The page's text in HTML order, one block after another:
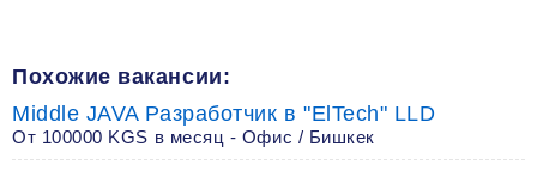
Похожие вакансии:
Middle JAVA Разработчик в "ElTech" LLD
От 100000 KGS в месяц - Офис / Бишкек